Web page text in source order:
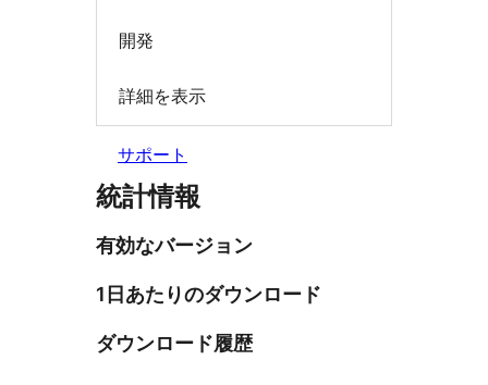
開発
詳細を表示
サポート
統計情報
有効なバージョン
1日あたりのダウンロード
ダウンロード履歴